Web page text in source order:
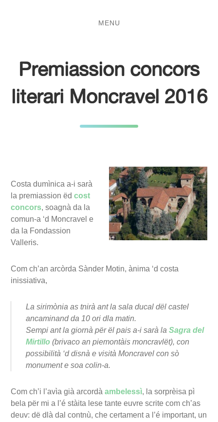
MENU
Premiassion concors
literari Moncravel 2016
Costa dumìnica a-i sarà
la premiassion ëdcost
concors, soagnà da la
comun-a ‘d Moncravel e
da la Fondassion
Valleris.
Com ch’an arcòrda Sànder Motin, ànima ‘d costa
inissiativa,
La sirimònia as tnirà ant la sala ducal dël castel
ancaminand da 10 ori dla matin.
Sempi ant la giornà për ël pais a-i sarà laSagra del
Mirtillo (brivaco an piemontàis moncravlët), con
possibilità ‘d disnà e visità Moncravel con sò
monument e soa colin-a.
Com ch’i l’avìa già arcordàambelessì, la sorprèisa pì
bela për mi a l’é stàita lese tante euvre scrite com ch’as
deuv: dë dlà dal contnù, che certament a l’é important, un